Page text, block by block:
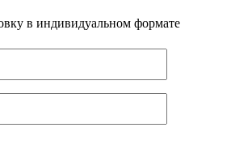
в индивидуальном формате